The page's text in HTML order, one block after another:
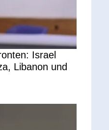
Israel
Libanon und